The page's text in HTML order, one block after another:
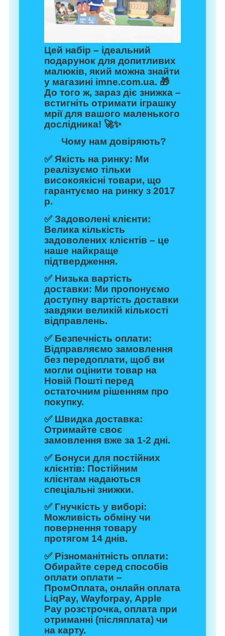
Цей набір – ідеальний
подарунок для допитливих
малюків, який можна знайти
у магазині imne.com.ua. 🎁
До того ж, зараз діє знижка –
встигніть отримати іграшку
мрії для вашого маленького
дослідника! 🚀✨
Чому нам довіряють?
✅Якість на ринку: Ми
реалізуємо тільки
високоякісні товари, що
гарантуємо на ринку з 2017
р.
✅Задоволені клієнти:
Велика кількість
задоволених клієнтів – це
наше найкраще
підтвердження.
✅ Низька вартість
доставки: Ми пропонуємо
доступну вартість доставки
завдяки великій кількості
відправлень.
✅ Безпечність оплати:
Відправляємо замовлення
без передоплати, щоб ви
могли оцінити товар на
Новій Пошті перед
остаточним рішенням про
покупку.
✅ Швидка доставка:
Отримайте своє
замовлення вже за 1-2 дні.
✅ Бонуси для постійних
клієнтів: Постійним
клієнтам надаються
спеціальні знижки.
✅ Гнучкість у виборі:
Можливість обміну чи
повернення товару
протягом 14 днів.
✅ Різноманітність оплати:
Обирайте серед способів
оплати оплати –
ПромОплата, онлайн оплата
LiqPay, Wayforpay, Apple
Pay розстрочка, оплата при
отриманні (післяплата) чи
на карту.